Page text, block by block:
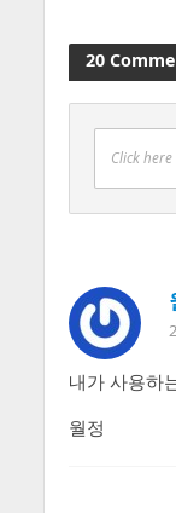
20
Click
내가 사용하
월정